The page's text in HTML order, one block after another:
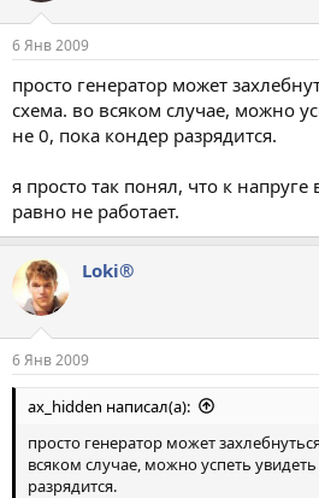
6 Янв 2009
просто генератор может
схема. во всяком случае, можно
не 0, пока кондер разрядится.
я просто так понял, что к напруге
равно не работает.
Loki®
6 Янв 2009
ax_hidden написал(а):
просто генератор может
всяком случае, можно успеть
разрядится.